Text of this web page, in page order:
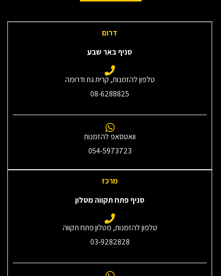
דרום
סניף באר שבע
טלפון להזמנות, קרית גת ודרומה
08-6288825
וואטסאפ להזמנות
054-5973723
מרכז
סניף פתח תקווה מטלון
טלפון להזמנות, מטלון פתח תקווה
03-9282828